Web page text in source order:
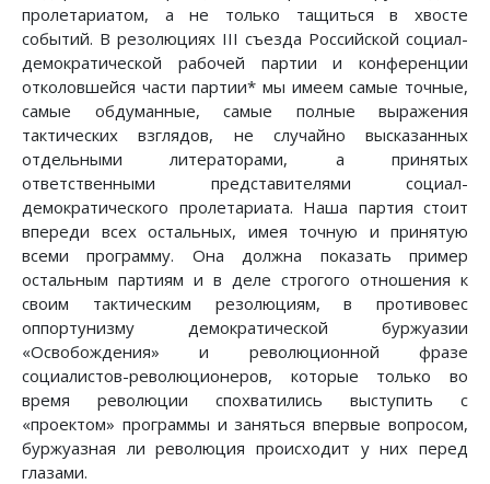
пролетариатом, а не только тащиться в хвосте
событий. В резолюциях III съезда Российской социал-
демократической рабочей партии и конференции
отколовшейся части партии* мы имеем самые точные,
самые обдуманные, самые полные выражения
тактических взглядов, не случайно высказанных
отдельными литераторами, а принятых
ответственными представителями социал-
демократического пролетариата. Наша партия стоит
впереди всех остальных, имея точную и принятую
всеми программу. Она должна показать пример
остальным партиям и в деле строгого отношения к
своим тактическим резолюциям, в противовес
оппортунизму демократической буржуазии
«Освобождения» и революционной фразе
социалистов-революционеров, которые только во
время революции спохватились выступить с
«проектом» программы и заняться впервые вопросом,
буржуазная ли революция происходит у них перед
глазами.